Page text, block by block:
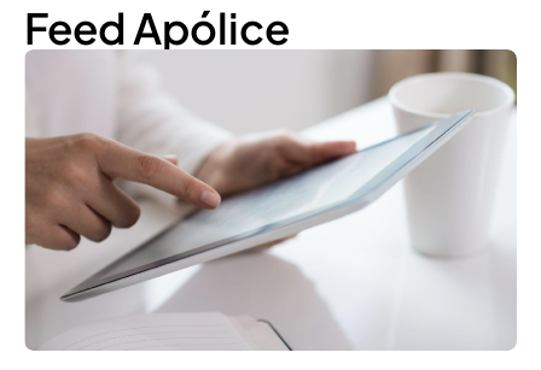
Feed Apólice